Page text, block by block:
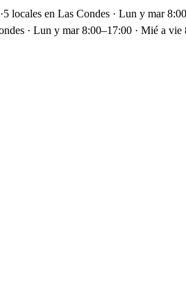
·5 locales en Las Condes · Lun y mar
· Lun y mar 8:00–17:00 · Mié a vie